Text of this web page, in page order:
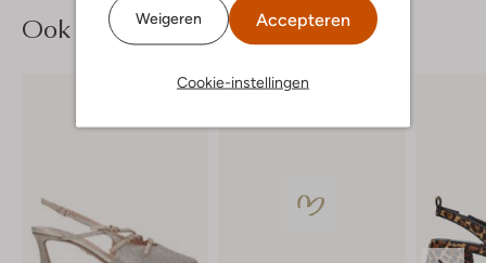
Weigeren Accepteren
Cookie-instellingen
Ook iets voor jou?